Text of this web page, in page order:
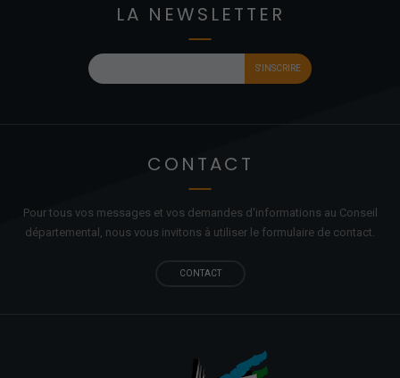
LA NEWSLETTER
CONTACT
Pour tous vos messages et vos demandes d'informations au Conseil
départemental, nous vous invitons à utiliser le formulaire de contact.
CONTACT